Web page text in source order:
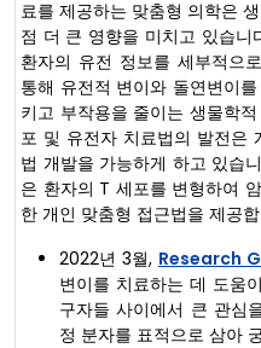
료를 제공하는 맞춤형 의학은
점 더 큰 영향을 미치고 있습니
환자의 유전 정보를 세부적으
통해 유전적 변이와 돌연변이
키고 부작용을 줄이는 생물학
포 및 유전자 치료법의 발전은
법 개발을 가능하게 하고 있습
은 환자의 T 세포를 변형하여
한 개인 맞춤형 접근법을 제공
2022년 3월, Research
변이를 치료하는 데 도움
구자들 사이에서 큰 관심
정 분자를 표적으로 삼아